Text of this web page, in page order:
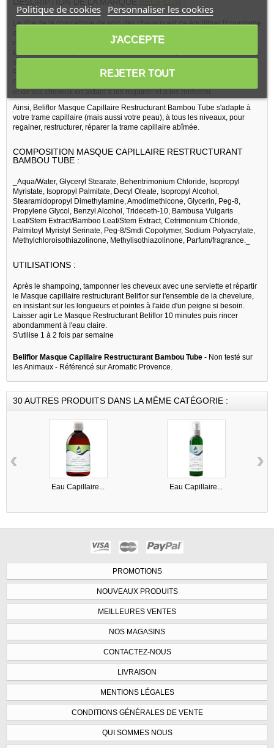
Le rôle de la cosmétique de soin des cheveux est de équilibrer l'organisme
Beliflor est la marque de référence de la cosmétique de soin des cheveux,
mise au point et produite par les Laboratoires Beliflor, sis en France.
Pour votre santé capillaire, ce produit de Soins capillaires permettra
et de vos cheveux en aidant à les regainer et à les renforcer.
Ainsi, Beliflor Masque Capillaire Restructurant Bambou Tube s'adapte à
votre trame capillaire (mais aussi votre peau), à tous les niveaux, pour
regainer, restructurer, réparer la trame capillaire abîmée.
COMPOSITION MASQUE CAPILLAIRE RESTRUCTURANT
BAMBOU TUBE :
_Aqua/Water, Glyceryl Stearate, Behentrimonium Chloride, Isopropyl
Myristate, Isopropyl Palmitate, Decyl Oleate, Isopropyl Alcohol,
Stearamidopropyl Dimethylamine, Amodimethicone, Glycerin, Peg-8,
Propylene Glycol, Benzyl Alcohol, Trideceth-10, Bambusa Vulgaris
Leaf/Stem Extract/Bamboo Leaf/Stem Extract, Cetrimonium Chloride,
Palmitoyl Myristyl Serinate, Peg-8/Smdi Copolymer, Sodium Polyacrylate,
Methylchloroisothiazolinone, Methylisothiazolinone, Parfum/fragrance._
UTILISATIONS :
Après le shampoing, tamponner les cheveux avec une serviette et répartir
le Masque capillaire restructurant Beliflor sur l'ensemble de la chevelure,
en insistant sur les longueurs et pointes à l'aide d'un peigne si besoin.
Laisser agir Le Masque Restructurant Beliflor 10 minutes puis rincer
abondamment à l'eau claire.
S'utilise 1 à 2 fois par semaine
Beliflor Masque Capillaire Restructurant Bambou Tube - Non testé sur
les Animaux - Référencé sur Aromatic Provence.
30 AUTRES PRODUITS DANS LA MÊME CATÉGORIE :
Eau Capillaire... Eau Capillaire...
‹ ›
PROMOTIONS
NOUVEAUX PRODUITS
MEILLEURES VENTES
NOS MAGASINS
CONTACTEZ-NOUS
LIVRAISON
MENTIONS LÉGALES
CONDITIONS GÉNÉRALES DE VENTE
QUI SOMMES NOUS
Politique de cookies Personnaliser les cookies
REJETER TOUT
J'ACCEPTE